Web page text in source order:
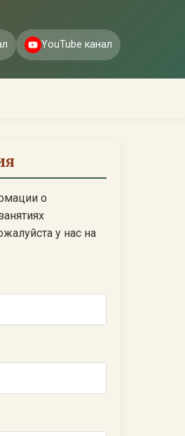
YouTube канал
о
у нас на